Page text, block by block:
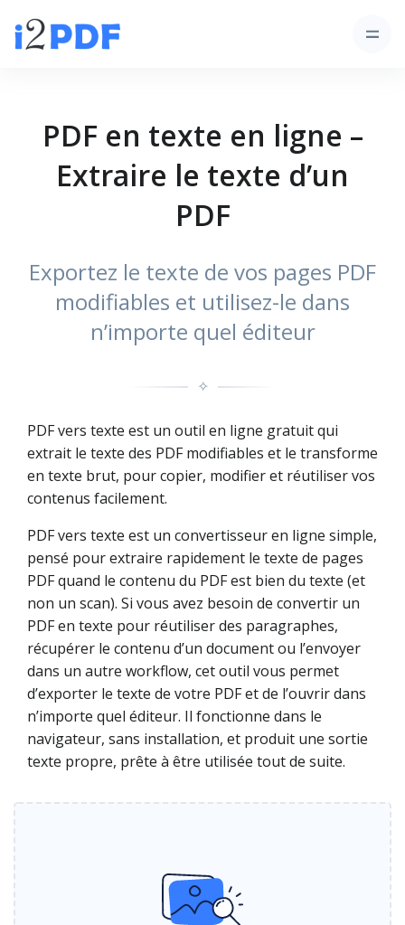
PDF en texte en ligne –
Extraire le texte d’un
PDF
Exportez le texte de vos pages PDF
modifiables et utilisez-le dans
n’importe quel éditeur
✧
PDF vers texte est un outil en ligne gratuit qui
extrait le texte des PDF modifiables et le transforme
en texte brut, pour copier, modifier et réutiliser vos
contenus facilement.
PDF vers texte est un convertisseur en ligne simple,
pensé pour extraire rapidement le texte de pages
PDF quand le contenu du PDF est bien du texte (et
non un scan). Si vous avez besoin de convertir un
PDF en texte pour réutiliser des paragraphes,
récupérer le contenu d’un document ou l’envoyer
dans un autre workflow, cet outil vous permet
d’exporter le texte de votre PDF et de l’ouvrir dans
n’importe quel éditeur. Il fonctionne dans le
navigateur, sans installation, et produit une sortie
texte propre, prête à être utilisée tout de suite.